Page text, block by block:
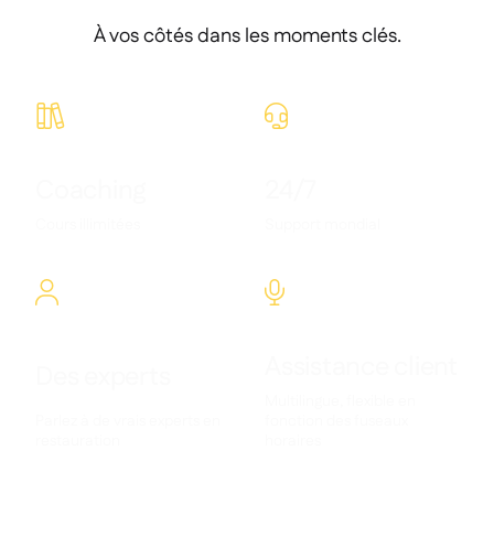
À vos côtés dans les moments clés.
 
 